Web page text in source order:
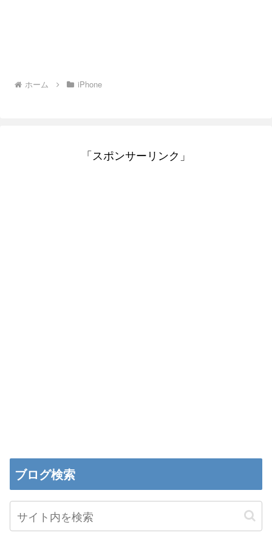
ホーム iPhone
「スポンサーリンク」
ブログ検索